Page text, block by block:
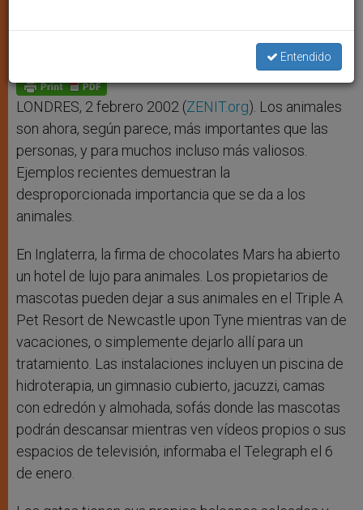
a
p
p
s
g
e
r
c
o
k
i
r
a
LONDRES, 2 febrero 2002 (ZENIT.org). Los animales
son ahora, según parece, más importantes que las
personas, y para muchos incluso más valiosos.
Ejemplos recientes demuestran la
desproporcionada importancia que se da a los
animales.
En Inglaterra, la firma de chocolates Mars ha abierto
un hotel de lujo para animales. Los propietarios de
mascotas pueden dejar a sus animales en el Triple A
Pet Resort de Newcastle upon Tyne mientras van de
vacaciones, o simplemente dejarlo allí para un
tratamiento. Las instalaciones incluyen un piscina de
hidroterapia, un gimnasio cubierto, jacuzzi, camas
con edredón y almohada, sofás donde las mascotas
podrán descansar mientras ven vídeos propios o sus
espacios de televisión, informaba el Telegraph el 6
de enero.
Entendido